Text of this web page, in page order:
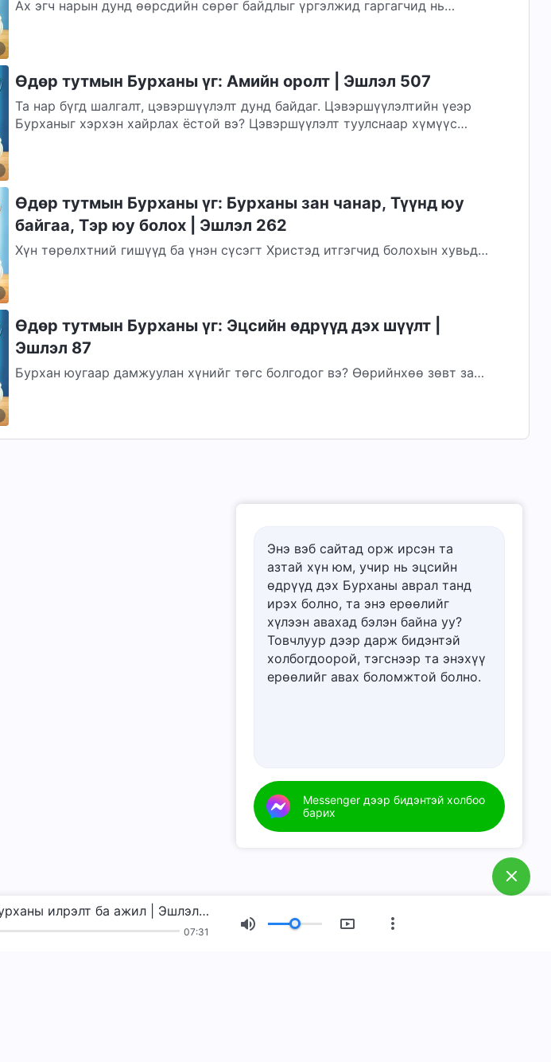
Ах эгч нарын дунд өөрсдийн сөрөг байдлыг үргэлжид гаргагчид нь
Өдөр тутмын Бурханы үг: Амийн оролт | Эшлэл 507
Та нар бүгд шалгалт, цэвэршүүлэлт дунд байдаг. Цэвэршүүлэлтийн үеэр
Бурханыг хэрхэн хайрлах ёстой вэ? Цэвэршүүлэлт туулснаар хүмүүс
Өдөр тутмын Бурханы үг: Бурханы зан чанар, Түүнд юу
байгаа, Тэр юу болох | Эшлэл 262
Хүн төрөлхтний гишүүд ба үнэн сүсэгт Христэд итгэгчид болохын хувьд
Өдөр тутмын Бурханы үг: Эцсийн өдрүүд дэх шүүлт |
Эшлэл 87
Бурхан юугаар дамжуулан хүнийг төгс болгодог вэ? Өөрийнхөө зөвт зан
Энэ вэб сайтад орж ирсэн та
азтай хүн юм, учир нь эцсийн
өдрүүд дэх Бурханы аврал танд
ирэх болно, та энэ ерѳѳлийг
хүлээн авахад бэлэн байна уу?
Товчлуур дээр дарж бидэнтэй
холбогдоорой, тэгснээр та энэхүү
ерѳѳлийг авах боломжтой болно.
Messenger дээр бидэнтэй холбоо
барих
Өдөр тутмын Бурханы үг: Бурханы илрэлт ба ажил | Эшлэл 70
07:31